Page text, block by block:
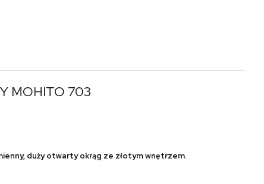
MOHITO 703
duży otwarty okrąg ze złotym wnętrzem.